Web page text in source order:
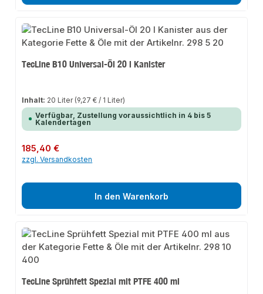
TecLine B10 Universal-Öl 20 l Kanister
Inhalt: 20 Liter (9,27 € / 1 Liter)
Verfügbar, Zustellung voraussichtlich in 4 bis 5
Kalendertagen
Regulärer Preis:
185,40 €
zzgl. Versandkosten
In den Warenkorb
TecLine Sprühfett Spezial mit PTFE 400 ml